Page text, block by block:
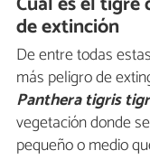
de extinción
De entre todas
más peligro de
Panthera tigris
vegetación donde
pequeño o medio